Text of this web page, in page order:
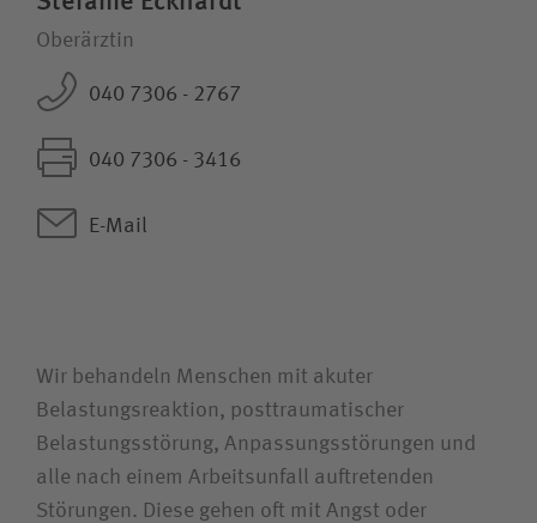
Zuweiserin / Zuweiser
Bewerberin / Bewerber
Oberärztin
040 7306 - 2767
040 7306 - 3416
E-Mail
Wir behandeln Menschen mit akuter
Belastungsreaktion, posttraumatischer
Belastungsstörung, Anpassungs­­störungen und
alle nach einem Arbeitsunfall auftretenden
Störungen. Diese gehen oft mit Angst oder